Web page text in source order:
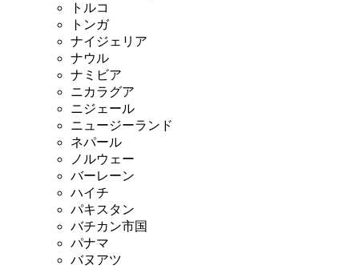
トルコ
トンガ
ナイジェリア
ナウル
ナミビア
ニカラグア
ニジェール
ニュージーランド
ネパール
ノルウェー
バーレーン
ハイチ
パキスタン
バチカン市国
パナマ
バヌアツ